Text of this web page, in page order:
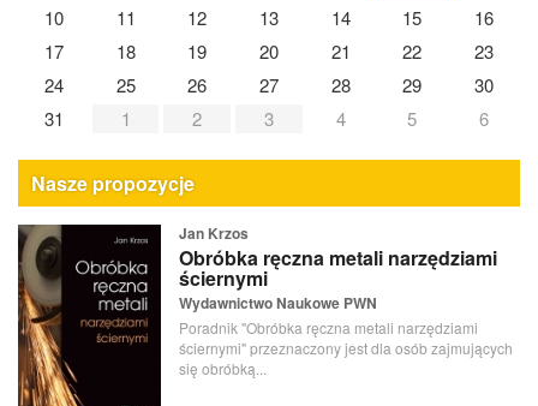
10
11 12 13 14 15
16
17
18 19 20 21 22
23
24
25 26 27 28 29
30
31
1 2 3 4 5 6
Nasze propozycje
Jan Krzos
Obróbka ręczna metali narzędziami
ściernymi
Wydawnictwo Naukowe PWN
Poradnik "Obróbka ręczna metali narzędziami
ściernymi" przeznaczony jest dla osób zajmujących
się obróbką...